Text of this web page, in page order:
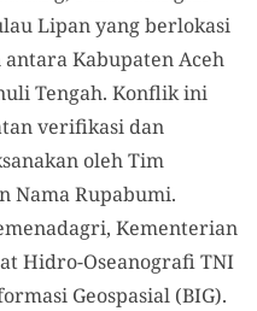
Lipan yang berlokasi
Kabupaten Aceh
Tengah. Konflik ini
verifikasi dan
oleh Tim
Nama Rupabumi.
Kementerian
Hidro-Oseanografi TNI
Geospasial (BIG).